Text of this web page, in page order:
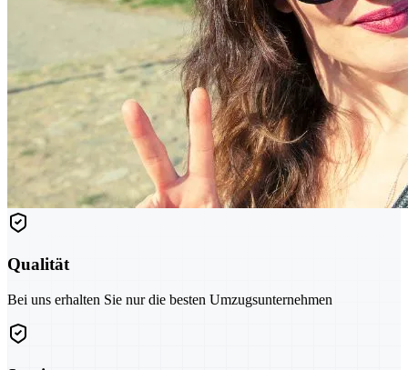
Qualität
Bei uns erhalten Sie nur die besten Umzugsunternehmen